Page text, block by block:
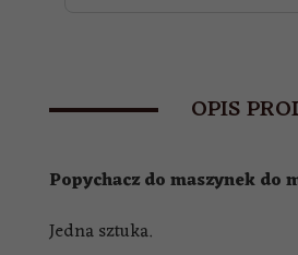
OPIS
Popychacz do maszynek
Jedna sztuka.